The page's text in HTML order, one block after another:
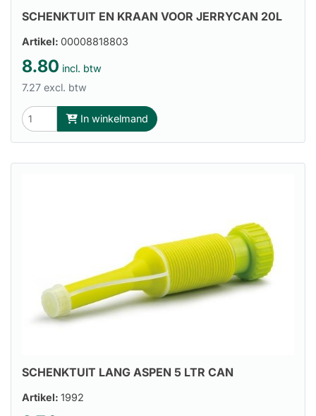
SCHENKTUIT EN KRAAN VOOR JERRYCAN 20L
Artikel: 00008818803
8.80 incl. btw
7.27 excl. btw
In winkelmand
SCHENKTUIT LANG ASPEN 5 LTR CAN
Artikel: 1992